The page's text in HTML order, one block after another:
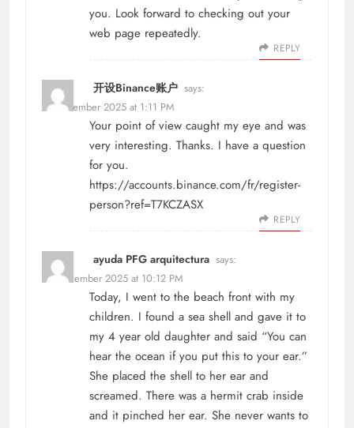
you. Look forward to checking out your
web page repeatedly.
REPLY
开设Binance账户 says:
19 December 2025 at 1:11 PM
Your point of view caught my eye and was
very interesting. Thanks. I have a question
for you.
https://accounts.binance.com/fr/register-
person?ref=T7KCZASX
REPLY
ayuda PFG arquitectura says:
30 December 2025 at 10:12 PM
Today, I went to the beach front with my
children. I found a sea shell and gave it to
my 4 year old daughter and said “You can
hear the ocean if you put this to your ear.”
She placed the shell to her ear and
screamed. There was a hermit crab inside
and it pinched her ear. She never wants to